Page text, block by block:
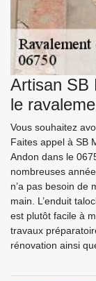
Artisan SB
le
Vous souhaitez
Faites appel à SB
Andon dans le
nombreuses
n’a pas besoin de
main. L’enduit
est plutôt facile à
travaux
rénovation ainsi